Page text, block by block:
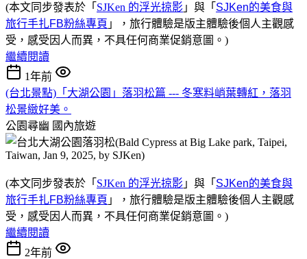
(本文同步發表於「 SJKen 的浮光掠影 」與「 SJKen的美食與
旅行手扎FB粉絲專頁 」，旅行體驗是版主體驗後個人主觀感
受，感受因人而異，不具任何商業促銷意圖。)
繼續閱讀
1年前
(台北景點)「大湖公園」落羽松篇 --- 冬寒料峭葉轉紅，落羽
松景緻好美。
公園尋幽 國內旅遊
(本文同步發表於「 SJKen 的浮光掠影 」與「 SJKen的美食與
旅行手扎FB粉絲專頁 」，旅行體驗是版主體驗後個人主觀感
受，感受因人而異，不具任何商業促銷意圖。)
繼續閱讀
2年前